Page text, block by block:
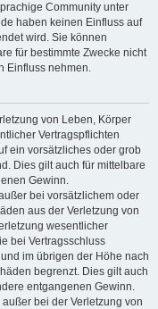
Community unter
haben keinen Einfluss auf
wird. Sie können
für bestimmte Zwecke nicht
Einfluss nehmen.
von Leben, Körper
Vertragspflichten
ein vorsätzliches oder grob
Dies gilt auch für mittelbare
Gewinn.
bei vorsätzlichem oder
aus der Verletzung von
wesentlicher
bei Vertragsschluss
im übrigen der Höhe nach
begrenzt. Dies gilt auch
entgangenen Gewinn.
bei der Verletzung von